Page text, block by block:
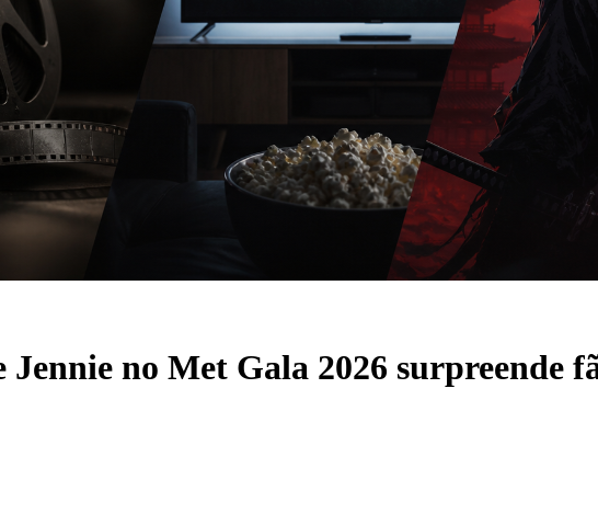
no Met Gala 2026 surpreende